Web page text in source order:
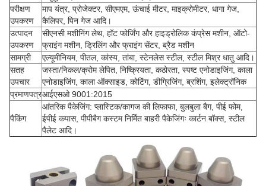
परीक्षण
उपकरण
माप यंत्र, प्रोजेक्टर, सीएमएम, ऊंचाई मीटर, माइक्रोमीटर, धागा गेज,
कैलिपर, पिन गेज आदि।
उत्पादन
उपकरण
सीएनसी मशीनिंग लेथ, हॉट फोर्जिंग और हाइड्रोलिक कंप्रेस मशीन, ऑटो-
फ्राइंग मशीन, ड्रिलिंग और फ्राइंग सेंटर, ब्रैड मशीन
सामग्री
एल्यूमीनियम, पीतल, कांस्य, तांबा, स्टेनलेस स्टील, स्टील मिश्र धातु आदि।
सतह
उपचार
जस्ता/निकल/क्रोम लेपित, निष्क्रियता, कठोरता, स्पष्ट एनोडाइजिंग, काला
एनोडाइजिंग, काला ऑक्साइड, कोटिंग, डीग्रिजिंग, ब्रशिंग, इलेक्ट्रॉनिक
प्रमाणपत्रआईएसओ 9001:2015
पैकिंग
आंतरिक पैकेजिंग: प्लास्टिक/कागज की लिफाफा, बुलबुला बैग, पीई फोम,
ईपीई कपास, पीपीबैग कस्टम निर्मित बाहरी पैकेजिंगः कार्टन बॉक्स, स्टील
पैलेट आदि।